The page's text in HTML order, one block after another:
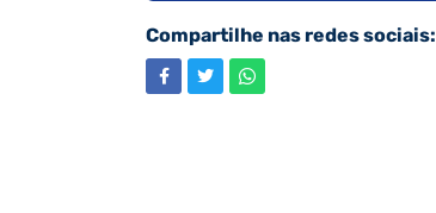
Compartilhe nas redes sociais: